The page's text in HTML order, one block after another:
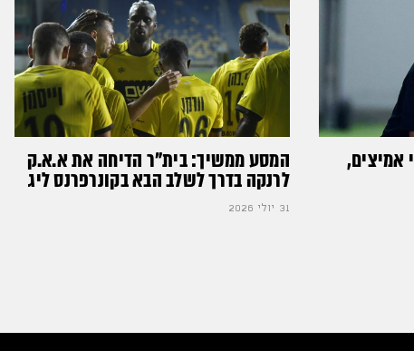
אמיצים, המסע ממשיך: בית"ר הדיחה את א.א.ק
לרנקה בדרך לשלב הבא בקונרפרנס ליג
31 יולי 2026